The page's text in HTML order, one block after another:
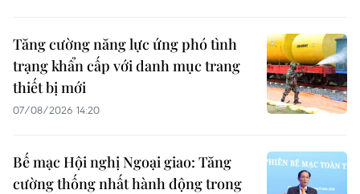
Tăng cường năng lực ứng phó tình
trạng khẩn cấp với danh mục trang
thiết bị mới
07/08/2026 14:20
Bế mạc Hội nghị Ngoại giao: Tăng
cường thống nhất hành động trong